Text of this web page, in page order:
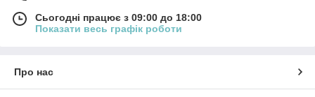
Сьогодні працює з 09:00 до 18:00
Показати весь графік роботи
Про нас